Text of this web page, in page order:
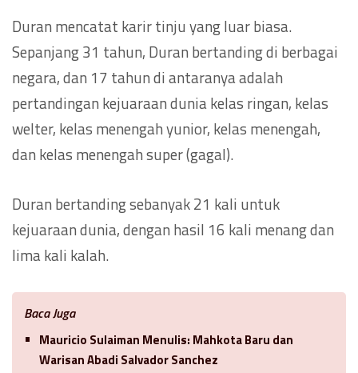
Duran mencatat karir tinju yang luar biasa.
Sepanjang 31 tahun, Duran bertanding di berbagai
negara, dan 17 tahun di antaranya adalah
pertandingan kejuaraan dunia kelas ringan, kelas
welter, kelas menengah yunior, kelas menengah,
dan kelas menengah super (gagal).
Duran bertanding sebanyak 21 kali untuk
kejuaraan dunia, dengan hasil 16 kali menang dan
lima kali kalah.
Baca Juga
Mauricio Sulaiman Menulis: Mahkota Baru dan
Warisan Abadi Salvador Sanchez